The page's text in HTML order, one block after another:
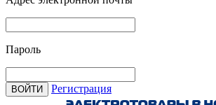
Пароль
ВОЙТИ Регистрация